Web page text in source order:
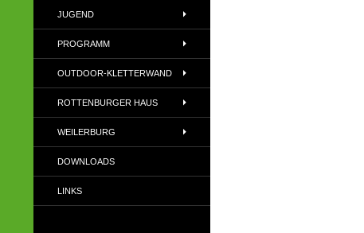
JUGEND
PROGRAMM
OUTDOOR-KLETTERWAND
ROTTENBURGER HAUS
WEILERBURG
DOWNLOADS
LINKS